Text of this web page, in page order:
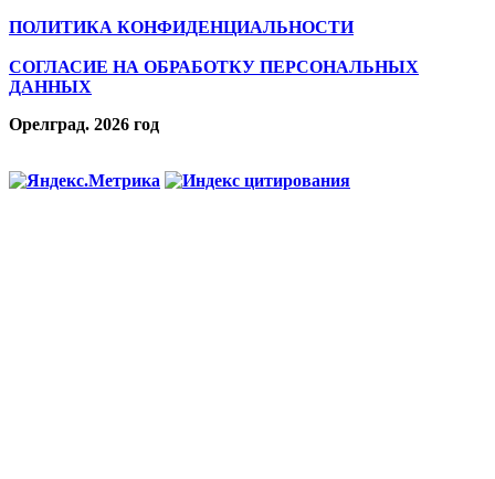
ПОЛИТИКА КОНФИДЕНЦИАЛЬНОСТИ
СОГЛАСИЕ НА ОБРАБОТКУ ПЕРСОНАЛЬНЫХ
ДАННЫХ
Орелград. 2026 год